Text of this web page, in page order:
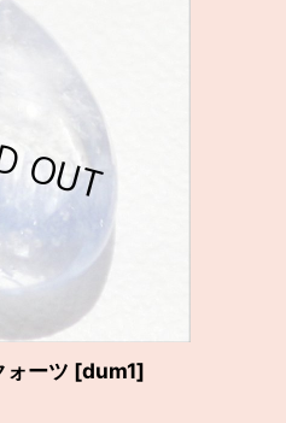
ォーツ [dum1]